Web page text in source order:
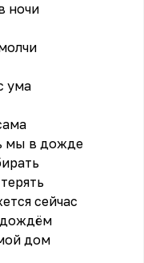
ночи
ума
мы в дожде
сейчас
дом